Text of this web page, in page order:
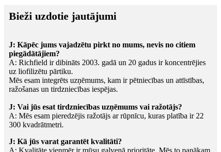
Bieži uzdotie jautājumi
J: Kāpēc jums vajadzētu pirkt no mums, nevis no citiem
piegādātājiem?
A: Richfield ir dibināts 2003. gadā un 20 gadus ir koncentrējies
uz liofilizētu pārtiku.
Mēs esam integrēts uzņēmums, kam ir pētniecības un attīstības,
ražošanas un tirdzniecības iespējas.
J: Vai jūs esat tirdzniecības uzņēmums vai ražotājs?
A: Mēs esam pieredzējis ražotājs ar rūpnīcu, kuras platība ir 22
300 kvadrātmetri.
J: Kā jūs varat garantēt kvalitāti?
A: Kvalitāte vienmēr ir mūsu galvenā prioritāte. Mēs to panākam,